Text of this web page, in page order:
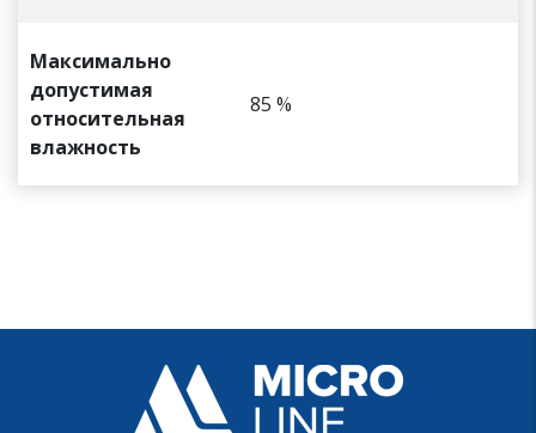
Максимально
допустимая
относительная
влажность
85 %